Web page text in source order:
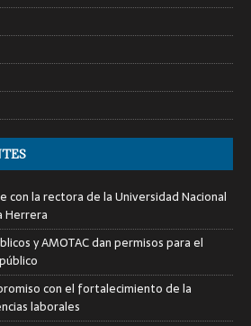
con la rectora de la Universidad Nacional
Herrera
y AMOTAC dan permisos para el
con el fortalecimiento de la
laborales